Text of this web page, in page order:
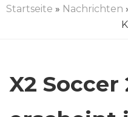
Startseite » Nachrichten
X2 Soccer